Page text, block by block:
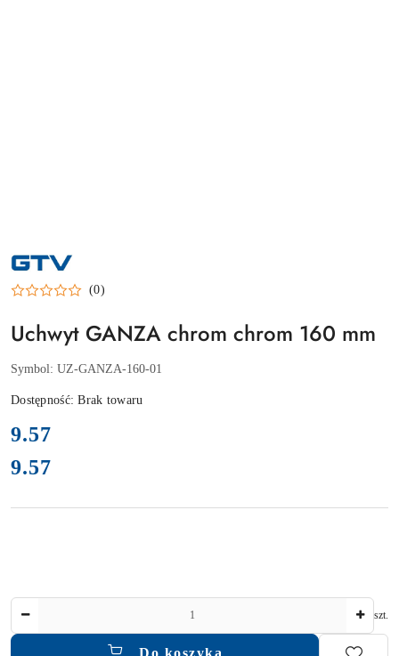
NAZWA
PRODUCENTA:
GTV
(0)
Uchwyt GANZA chrom chrom 160 mm
Symbol: UZ-GANZA-160-01
Dostępność:Brak towaru
cena:
9.57
Cena:
9.57
szt.
Do koszyka